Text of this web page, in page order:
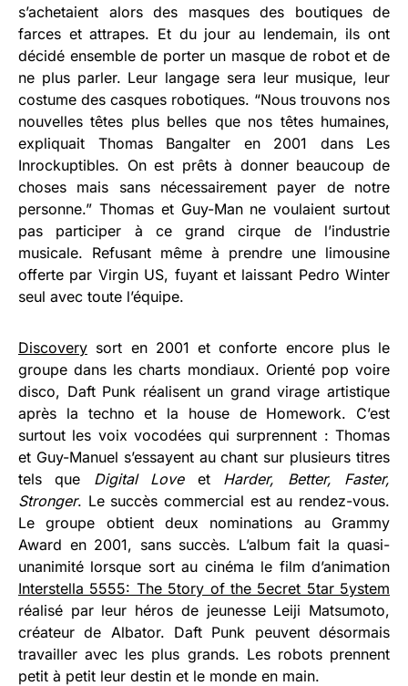
s’achetaient alors des masques des boutiques de
farces et attrapes. Et du jour au lendemain, ils ont
décidé ensemble de porter un masque de robot et de
ne plus parler. Leur langage sera leur musique, leur
costume des casques robotiques. “Nous trouvons nos
nouvelles têtes plus belles que nos têtes humaines,
expliquait Thomas Bangalter en 2001 dans Les
Inrockuptibles. On est prêts à donner beaucoup de
choses mais sans nécessairement payer de notre
personne.” Thomas et Guy-Man ne voulaient surtout
pas participer à ce grand cirque de l’industrie
musicale. Refusant même à prendre une limousine
offerte par Virgin US, fuyant et laissant Pedro Winter
seul avec toute l’équipe.
Discovery sort en 2001 et conforte encore plus le
groupe dans les charts mondiaux. Orienté pop voire
disco, Daft Punk réalisent un grand virage artistique
après la techno et la house de Homework. C’est
surtout les voix vocodées qui surprennent : Thomas
et Guy-Manuel s’essayent au chant sur plusieurs titres
tels que Digital Loveet Harder, Better, Faster,
Stronger. Le succès commercial est au rendez-vous.
Le groupe obtient deux nominations au Grammy
Award en 2001, sans succès. L’album fait la quasi-
unanimité lorsque sort au cinéma le film d’animation
Interstella 5555: The 5tory of the 5ecret 5tar 5ystem
réalisé par leur héros de jeunesse Leiji Matsumoto,
créateur de Albator. Daft Punk peuvent désormais
travailler avec les plus grands. Les robots prennent
petit à petit leur destin et le monde en main.